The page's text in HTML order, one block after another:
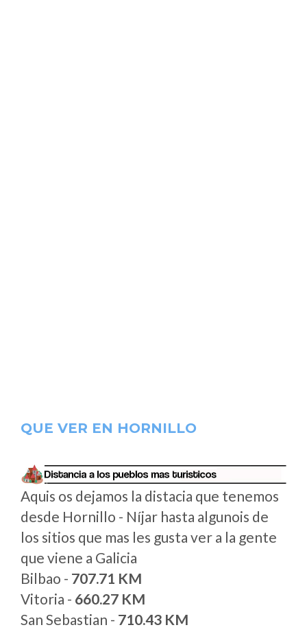
QUE VER EN HORNILLO
Aquis os dejamos la distacia que tenemos
desde Hornillo - Níjar hasta algunois de
los sitios que mas les gusta ver a la gente
que viene a Galicia
Bilbao - 707.71 KM
Vitoria - 660.27 KM
San Sebastian - 710.43 KM